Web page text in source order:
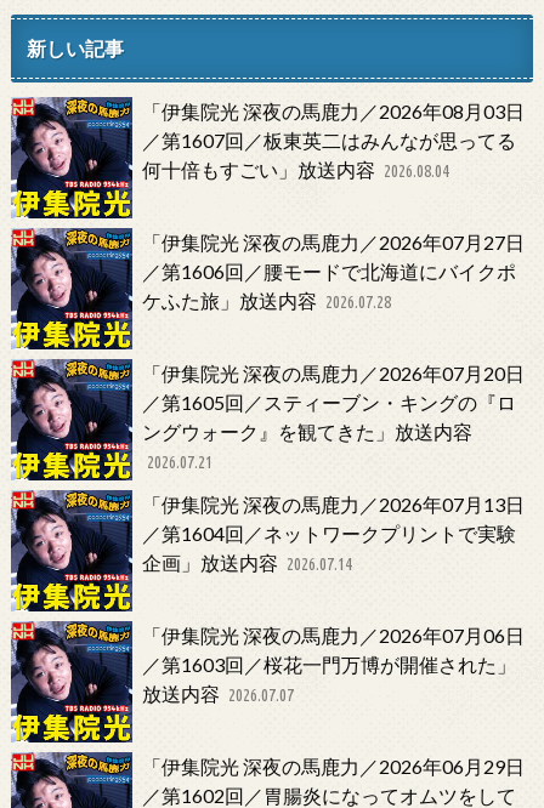
新しい記事
「伊集院光 深夜の馬鹿力／2026年08月03日
／第1607回／板東英二はみんなが思ってる
何十倍もすごい」放送内容 2026.08.04
「伊集院光 深夜の馬鹿力／2026年07月27日
／第1606回／腰モードで北海道にバイクポ
ケふた旅」放送内容 2026.07.28
「伊集院光 深夜の馬鹿力／2026年07月20日
／第1605回／スティーブン・キングの『ロ
ングウォーク』を観てきた」放送内容
2026.07.21
「伊集院光 深夜の馬鹿力／2026年07月13日
／第1604回／ネットワークプリントで実験
企画」放送内容 2026.07.14
「伊集院光 深夜の馬鹿力／2026年07月06日
／第1603回／桜花一門万博が開催された」
放送内容 2026.07.07
「伊集院光 深夜の馬鹿力／2026年06月29日
／第1602回／胃腸炎になってオムツをして